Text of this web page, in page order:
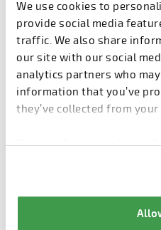
We use cookies to
provide social media
traffic. We also share
our site with our social
analytics partners who
information that you’ve
they’ve collected from
You can change cookie
Elematic Bed P7 - это
предназначенная для
пустотелых плит,
балок и тяжелых